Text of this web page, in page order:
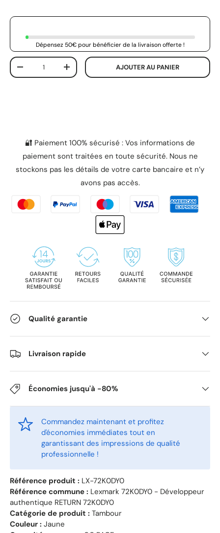
Dépensez 50€ pour bénéficier de la livraison offerte !
Qté
-
+ AJOUTER AU PANIER
🔐 Paiement 100% sécurisé : Vos informations de
paiement sont traitées en toute sécurité. Nous ne
stockons pas les détails de votre carte bancaire et n’y
avons pas accès.
Qualité garantie
Livraison rapide
Économies jusqu'à -80%
Commandez maintenant et profitez
d'économies immédiates tout en
garantissant des impressions de qualité
professionnelle !
Référence produit : LX-72K0DY0
Référence commune : Lexmark 72K0DY0 - Développeur
authentique RETURN 72K0DY0
Catégorie de produit : Tambour
Couleur : Jaune